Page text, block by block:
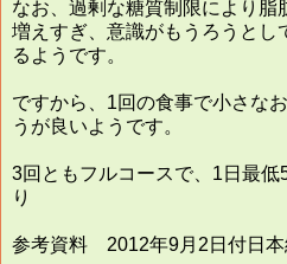
なお、過剰な糖質制限により脂
増えすぎ、意識がもうろうとし
るようです。
ですから、1回の食事で小さな
うが良いようです。
3回ともフルコースで、1日最
り
参考資料 2012年9月2日付日